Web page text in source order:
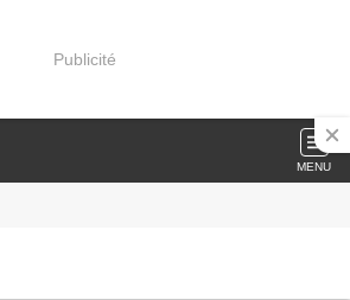
Publicité
MENU